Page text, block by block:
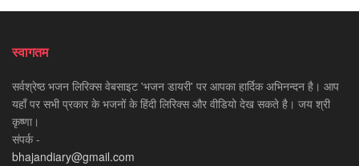
स्वागतम
सर्वश्रेष्ठ भजन लिरिक्स वेबसाइट 'भजन डायरी' पर आपका हार्दिक अभिनन्दन है। आप
यहाँ पर सभी प्रकार के भजनों के हिंदी लिरिक्स और वीडियो देख सकते है। जय श्री
कृष्णा।
संपर्क -
bhajandiary@gmail.com